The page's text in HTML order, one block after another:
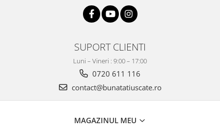
SUPORT CLIENTI
Luni – Vineri : 9:00 – 17:00
0720 611 116
contact@bunatatiuscate.ro
MAGAZINUL MEU